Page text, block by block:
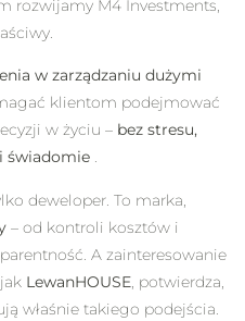
rozwijamy M4 Investments,
w zarządzaniu dużymi
klientom podejmować
w życiu – bez stresu,
świadomie .
deweloper. To marka,
– od kontroli kosztów i
A zainteresowanie
LewanHOUSE, potwierdza,
właśnie takiego podejścia.